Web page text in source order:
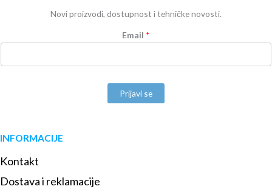
Novi proizvodi, dostupnost i tehničke novosti.
Email *
Prijavi se
INFORMACIJE
Kontakt
Dostava i reklamacije